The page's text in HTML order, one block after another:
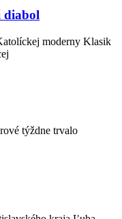
diabol
moderny Klasik
týždne trvalo